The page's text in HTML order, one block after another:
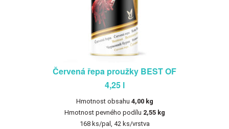
Červená řepa proužky BEST OF
4,25 l
Hmotnost obsahu 4,00 kg
Hmotnost pevného podílu 2,55 kg
168 ks/pal, 42 ks/vrstva